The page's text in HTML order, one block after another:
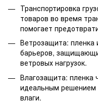
Транспортировка
товаров во время
помогает
Ветрозащита: пленка
барьеров,
ветровых нагрузок.
Влагозащита: пленка
идеальным
влаги.